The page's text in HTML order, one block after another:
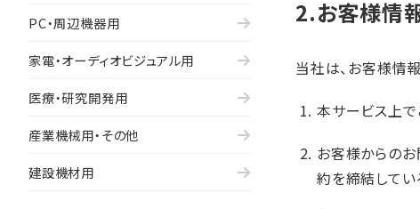
2.お客様情
当社は、お客様情
本サービス上で
お客様からの
約を締結してい
PC・周辺機器用
家電・オーディオビジュアル用
医療・研究開発用
産業機械用・その他
建設機材用